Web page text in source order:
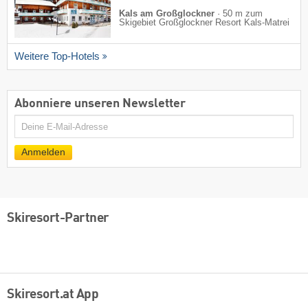
Kals am Großglockner · 50 m zum
Skigebiet Großglockner Resort Kals-Matrei
Weitere Top-Hotels
Abonniere unseren Newsletter
E-
Anmelden
Skiresort-Partner
Skiresort.at App